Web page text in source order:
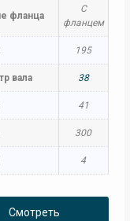
фланца
С
фланцем
195
вала 38
41
300
4
Смотреть